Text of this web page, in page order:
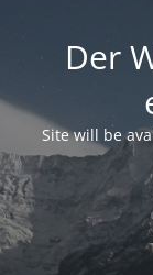
Der
Site will be